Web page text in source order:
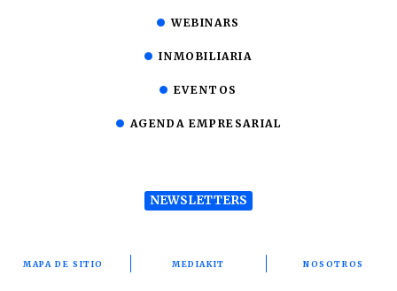
WEBINARS
INMOBILIARIA
EVENTOS
AGENDA EMPRESARIAL
NEWSLETTERS
MAPA DE SITIO MEDIAKIT NOSOTROS